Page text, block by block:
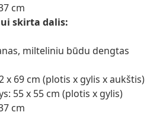
cm
skirta dalis:
milteliniu būdu dengtas
x 69 cm (plotis x gylis x aukštis)
55 x 55 cm (plotis x gylis)
cm